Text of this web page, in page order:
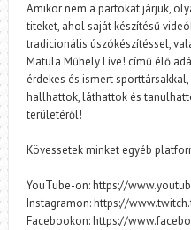
Amikor nem a partokat járjuk,
titeket, ahol saját készítésű
tradicionális úszókészítéssel,
Matula Műhely Live! című élő
érdekes és ismert
hallhattok, láthattok és
területéről!
Kövessetek minket egyéb
YouTube-on: https://
Instagramon: https://
Facebookon: https://